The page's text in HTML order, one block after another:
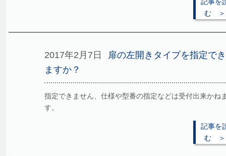
む ＞
2017年2月7日
扉の左開きタイプを指定でき
ますか？
指定できません、仕様や型番の指定などは受付出来かね
す。
記事を
む ＞